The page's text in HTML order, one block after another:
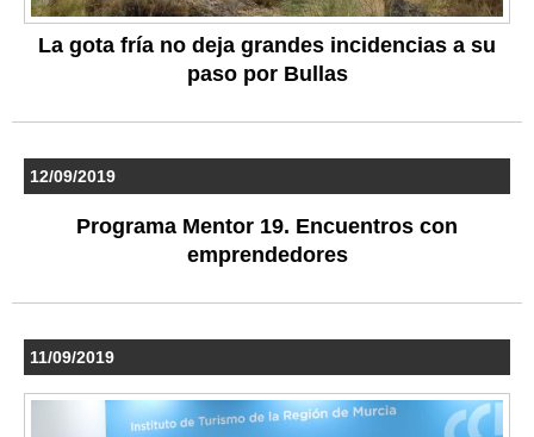
La gota fría no deja grandes incidencias a su
paso por Bullas
12/09/2019
Programa Mentor 19. Encuentros con
emprendedores
11/09/2019